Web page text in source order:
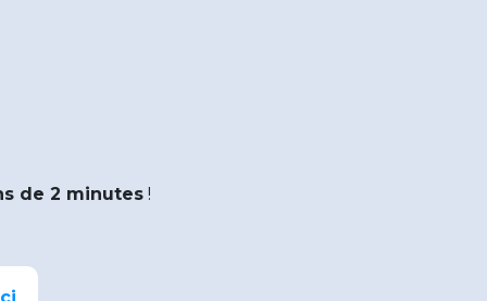
de 2 minutes !